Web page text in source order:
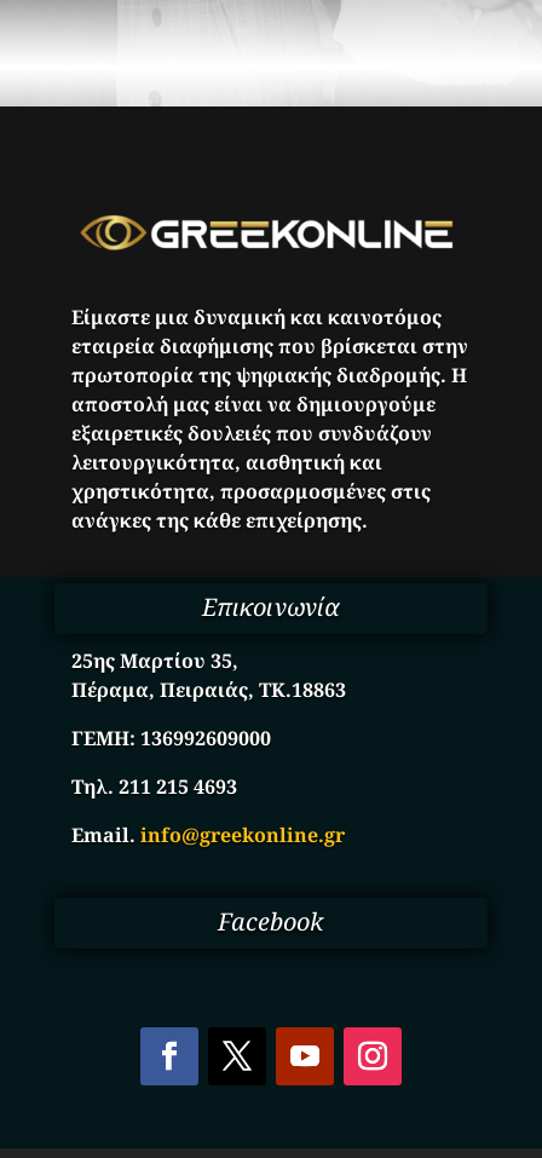
Είμαστε μια δυναμική και καινοτόμος
εταιρεία διαφήμισης που βρίσκεται στην
πρωτοπορία της ψηφιακής διαδρομής. Η
αποστολή μας είναι να δημιουργούμε
εξαιρετικές δουλειές που συνδυάζουν
λειτουργικότητα, αισθητική και
χρηστικότητα, προσαρμοσμένες στις
ανάγκες της κάθε επιχείρησης.
Επικοινωνία
25ης Μαρτίου 35,
Πέραμα, Πειραιάς, ΤΚ.18863
ΓΕΜΗ:136992609000
Τηλ. 211 215 4693
Email.info@greekonline.gr
Facebook